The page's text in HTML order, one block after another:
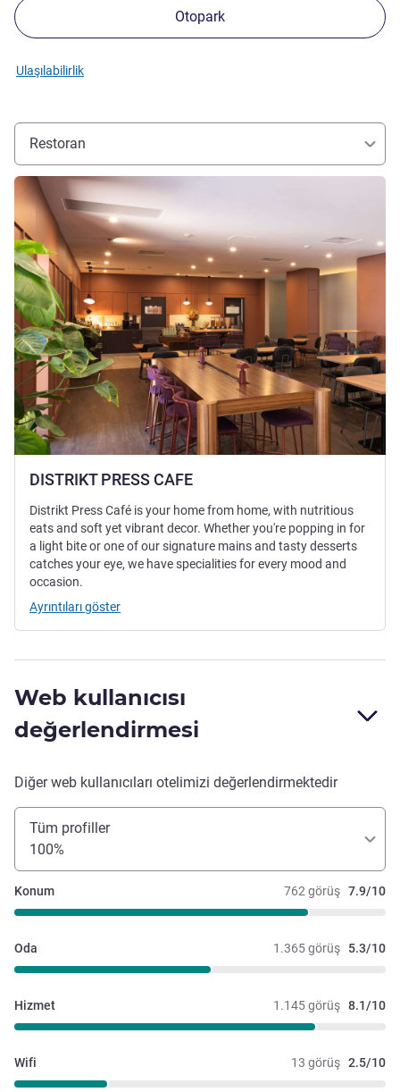
Otopark
Ulaşılabilirlik
Restoran
DISTRIKT PRESS CAFE
Ayrıntıları göster
Distrikt Press Café is your home from home, with nutritious
eats and soft yet vibrant decor. Whether you're popping in for
a light bite or one of our signature mains and tasty desserts
catches your eye, we have specialities for every mood and
occasion.
Ayrıntıları göster
Web kullanıcısı
değerlendirmesi
Diğer web kullanıcıları otelimizi değerlendirmektedir
Tüm profiller
100%
762 görüş 7.9/10
Konum
1.365 görüş 5.3/10
Oda
1.145 görüş 8.1/10
Hizmet
13 görüş 2.5/10
Wifi